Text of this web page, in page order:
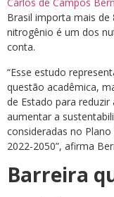
Brasil importa mais de
nitrogênio é um dos
conta.
“Esse estudo
questão acadêmica,
de Estado para reduzir
aumentar a
consideradas no
2022-2050”, afirma
Barreira